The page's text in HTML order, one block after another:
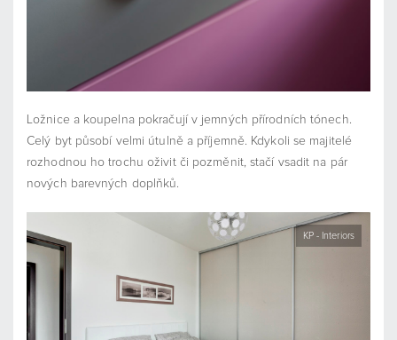
Ložnice a koupelna pokračují v jemných přírodních tónech.
Celý byt působí velmi útulně a příjemně. Kdykoli se majitelé
rozhodnou ho trochu oživit či pozměnit, stačí vsadit na pár
nových barevných doplňků.
KP - Interiors